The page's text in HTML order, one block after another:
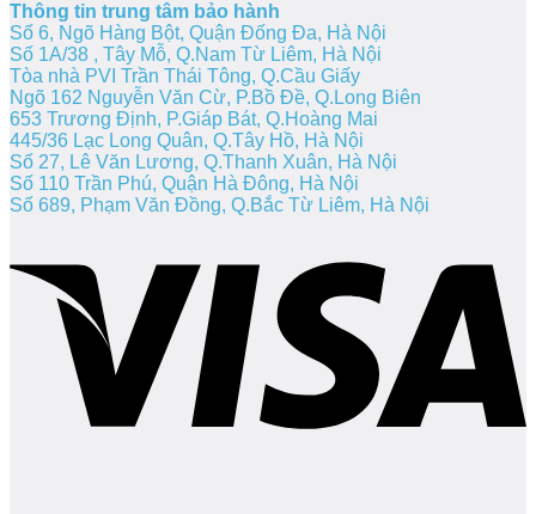
Thông tin trung tâm bảo hành
Số 6, Ngõ Hàng Bột, Quận Đống Đa, Hà Nội
Số 1A/38 , Tây Mỗ, Q.Nam Từ Liêm, Hà Nội
Tòa nhà PVI Trần Thái Tông, Q.Cầu Giấy
Ngõ 162 Nguyễn Văn Cừ, P.Bồ Đề, Q.Long Biên
653 Trương Định, P.Giáp Bát, Q.Hoàng Mai
445/36 Lạc Long Quân, Q.Tây Hồ, Hà Nội
Số 27, Lê Văn Lương, Q.Thanh Xuân, Hà Nội
Số 110 Trần Phú, Quận Hà Đông, Hà Nội
Số 689, Phạm Văn Đồng, Q.Bắc Từ Liêm, Hà Nội